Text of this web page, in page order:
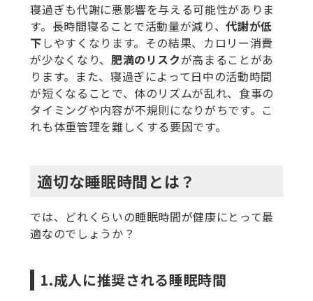
寝過ぎも代謝に悪影響を与える可能性がありま
す。長時間寝ることで活動量が減り、代謝が低
下しやすくなります。その結果、カロリー消費
が少なくなり、 肥満のリスクが高まることがあ
ります。また、寝過ぎによって日中の活動時間
が短くなることで、体のリズムが乱れ、食事の
タイミングや内容が不規則になりがちです。こ
れも体重管理を難しくする要因です。
適切な睡眠時間とは？
では、どれくらいの睡眠時間が健康にとって最
適なのでしょうか？
1.成人に推奨される睡眠時間